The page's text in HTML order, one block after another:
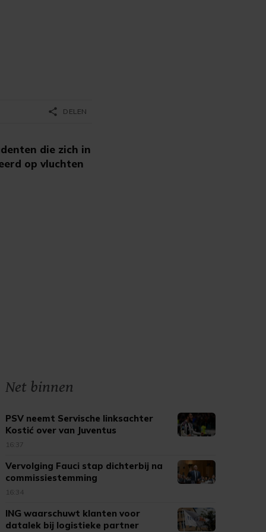
die zich in
op vluchten
share DELEN
Net binnen
PSV neemt Servische linksachter
Kostić over van Juventus
16:37
Vervolging Fauci stap dichterbij na
commissiestemming
16:34
ING waarschuwt klanten voor
datalek bij logistieke partner